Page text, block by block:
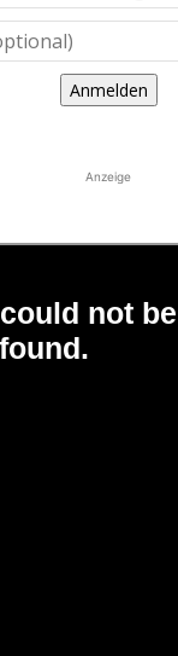
Anmelden
Anzeige